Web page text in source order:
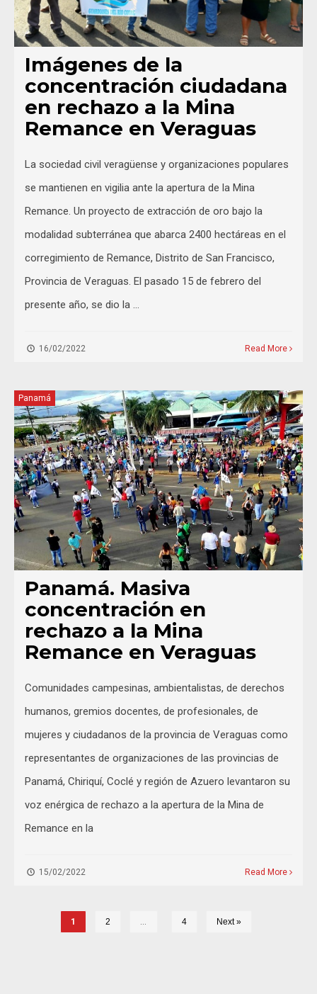
Imágenes de la
concentración ciudadana
en rechazo a la Mina
Remance en Veraguas
La sociedad civil veragüense y organizaciones populares
se mantienen en vigilia ante la apertura de la Mina
Remance. Un proyecto de extracción de oro bajo la
modalidad subterránea que abarca 2400 hectáreas en el
corregimiento de Remance, Distrito de San Francisco,
Provincia de Veraguas. El pasado 15 de febrero del
presente año, se dio la …
16/02/2022 Read More
Panamá
Panamá. Masiva
concentración en
rechazo a la Mina
Remance en Veraguas
Comunidades campesinas, ambientalistas, de derechos
humanos, gremios docentes, de profesionales, de
mujeres y ciudadanos de la provincia de Veraguas como
representantes de organizaciones de las provincias de
Panamá, Chiriquí, Coclé y región de Azuero levantaron su
voz enérgica de rechazo a la apertura de la Mina de
Remance en la
15/02/2022 Read More
1 2 … 4 Next »